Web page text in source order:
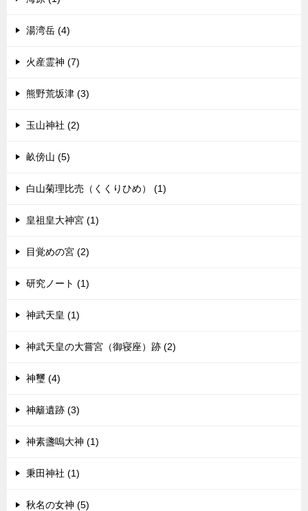
湯湾岳 (4)
火産霊神 (7)
熊野荒坂津 (3)
玉山神社 (2)
畝傍山 (5)
白山菊理比売（くくりひめ） (1)
皇祖皇大神宮 (1)
目覚めの宮 (2)
研究ノート (1)
神武天皇 (1)
神武天皇の大嘗宮（御寝座）跡 (2)
神璽 (4)
神籬遺跡 (3)
神素盞嗚大神 (1)
秉田神社 (1)
秋名の女神 (5)